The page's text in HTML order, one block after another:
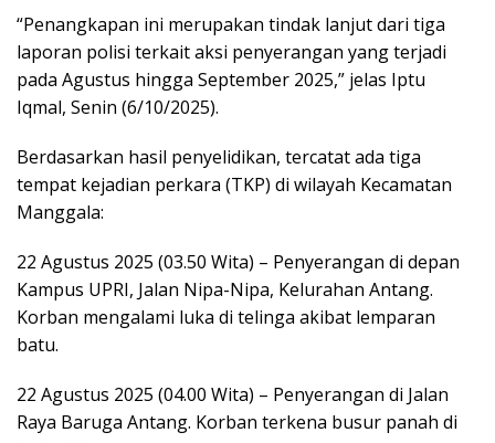
“Penangkapan ini merupakan tindak lanjut dari tiga
laporan polisi terkait aksi penyerangan yang terjadi
pada Agustus hingga September 2025,” jelas Iptu
Iqmal, Senin (6/10/2025).
Berdasarkan hasil penyelidikan, tercatat ada tiga
tempat kejadian perkara (TKP) di wilayah Kecamatan
Manggala:
22 Agustus 2025 (03.50 Wita) – Penyerangan di depan
Kampus UPRI, Jalan Nipa-Nipa, Kelurahan Antang.
Korban mengalami luka di telinga akibat lemparan
batu.
22 Agustus 2025 (04.00 Wita) – Penyerangan di Jalan
Raya Baruga Antang. Korban terkena busur panah di